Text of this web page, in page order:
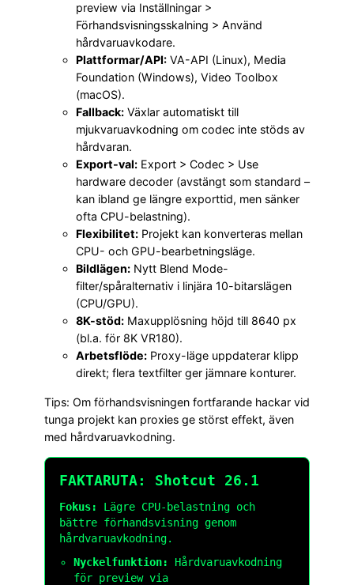
preview via Inställningar >
Förhandsvisningsskalning > Använd
hårdvaruavkodare.
Plattformar/API: VA-API (Linux), Media
Foundation (Windows), Video Toolbox
(macOS).
Fallback: Växlar automatiskt till
mjukvaruavkodning om codec inte stöds av
hårdvaran.
Export-val: Export > Codec > Use
hardware decoder (avstängt som standard –
kan ibland ge längre exporttid, men sänker
ofta CPU-belastning).
Flexibilitet: Projekt kan konverteras mellan
CPU- och GPU-bearbetningsläge.
Bildlägen: Nytt Blend Mode-
filter/spåralternativ i linjära 10-bitarslägen
(CPU/GPU).
8K-stöd: Maxupplösning höjd till 8640 px
(bl.a. för 8K VR180).
Arbetsflöde: Proxy-läge uppdaterar klipp
direkt; flera textfilter ger jämnare konturer.
Tips: Om förhandsvisningen fortfarande hackar vid
tunga projekt kan proxies ge störst effekt, även
med hårdvaruavkodning.
FAKTARUTA: Shotcut 26.1
Fokus:
Lägre CPU-belastning och
bättre förhandsvisning genom
hårdvaruavkodning.
Nyckelfunktion:
Hårdvaruavkodning
för preview via